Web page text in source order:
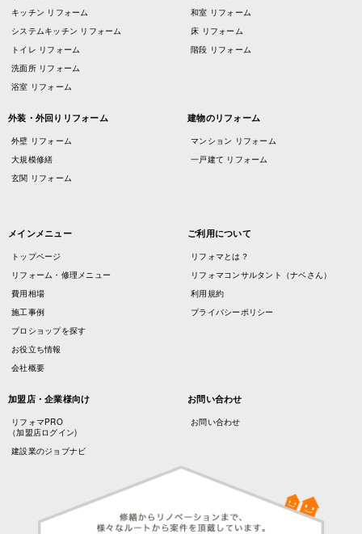
キッチン リフォーム
システムキッチン リフォーム
トイレ リフォーム
洗面所 リフォーム
浴室 リフォーム
和室 リフォーム
床 リフォーム
階段 リフォーム
外装・外回りリフォーム
外壁 リフォーム
大規模修繕
玄関 リフォーム
建物のリフォーム
マンション リフォーム
一戸建て リフォーム
メインメニュー
トップページ
リフォーム・修理メニュー
費用相場
施工事例
プロショップを探す
お役立ち情報
会社概要
ご利用について
リフォマとは？
リフォマコンサルタント（ナベさん）
利用規約
プライバシーポリシー
加盟店・企業様向け
リフォマPRO
（加盟店ログイン)
建設業のジョブナビ
お問い合わせ
お問い合わせ